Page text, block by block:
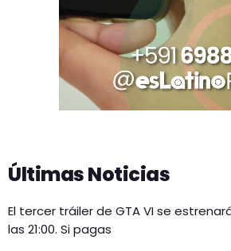
Últimas Noticias
El tercer tráiler de GTA VI se
las 21:00. Si pagas